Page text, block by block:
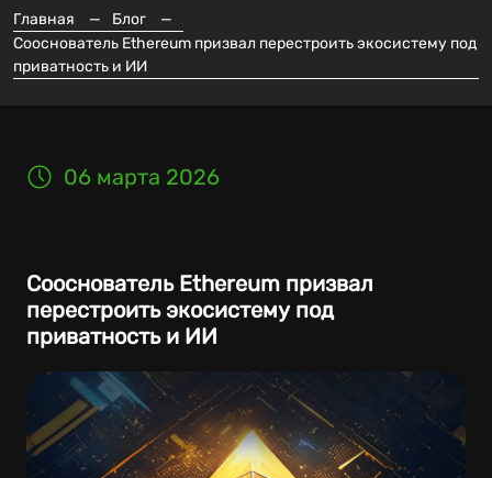
Главная — Блог
—
Сооснователь Ethereum призвал перестроить экосистему под
приватность и ИИ
06 марта 2026
Сооснователь Ethereum призвал
перестроить экосистему под
приватность и ИИ